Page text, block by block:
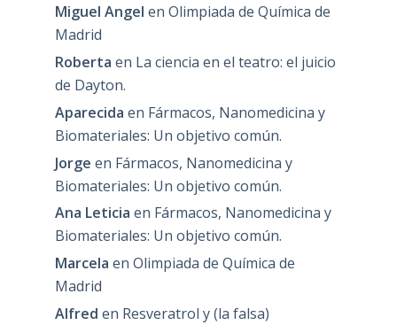
Miguel Angel en Olimpiada de Química de
Madrid
Roberta en La ciencia en el teatro: el juicio
de Dayton.
Aparecida en Fármacos, Nanomedicina y
Biomateriales: Un objetivo común.
Jorge en Fármacos, Nanomedicina y
Biomateriales: Un objetivo común.
Ana Leticia en Fármacos, Nanomedicina y
Biomateriales: Un objetivo común.
Marcela en Olimpiada de Química de
Madrid
Alfred en Resveratrol y (la falsa)